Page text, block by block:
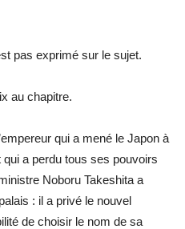
pas exprimé sur le sujet.
au chapitre.
qui a mené le Japon à
a perdu tous ses pouvoirs
Noboru Takeshita a
: il a privé le nouvel
de choisir le nom de sa